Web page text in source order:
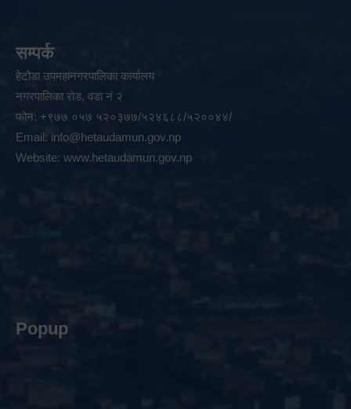
सम्पर्क
हेटौडा उपमहानगरपालिका कार्यालय
नगरपालिका रोड, वडा नं २
फोन: +९७७ ०५७ ५२०३७७/५२४६८८/५२००४४/
Email: info@hetaudamun.gov.np
Website: www.hetaudamun.gov.np
Popup